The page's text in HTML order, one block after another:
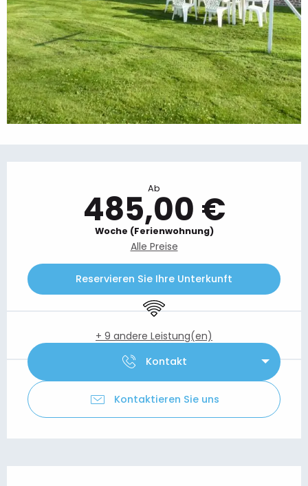
Ab
485,00 €
Woche (Ferienwohnung)
Alle Preise
Reservieren Sie Ihre Unterkunft
Wi-Fi
+ 9 andere Leistung(en)
Kontakt
Kontaktieren Sie uns